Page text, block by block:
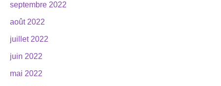
septembre 2022
août 2022
juillet 2022
juin 2022
mai 2022